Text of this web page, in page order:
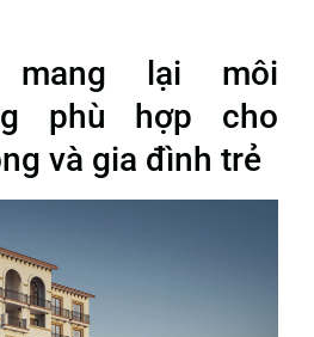
mang lại môi
phù hợp cho
và gia đình trẻ